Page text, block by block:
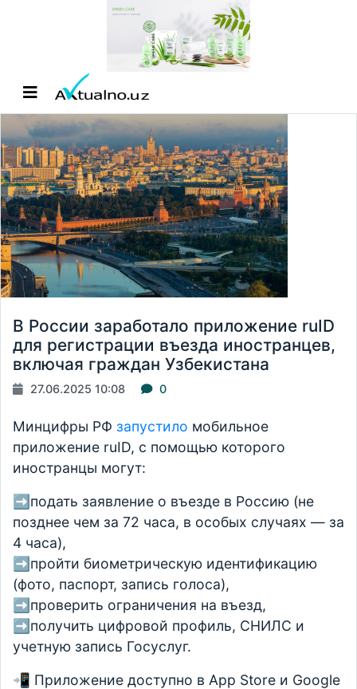
В России заработало приложение ruID
для регистрации въезда иностранцев,
включая граждан Узбекистана
27.06.2025 10:08 0
Минцифры РФ запустило мобильное
приложение ruID, с помощью которого
иностранцы могут:
➡️подать заявление о въезде в Россию (не
позднее чем за 72 часа, в особых случаях — за
4 часа),
➡️пройти биометрическую идентификацию
(фото, паспорт, запись голоса),
➡️проверить ограничения на въезд,
➡️получить цифровой профиль, СНИЛС и
учетную запись Госуслуг.
📲 Приложение доступно в App Store и Google